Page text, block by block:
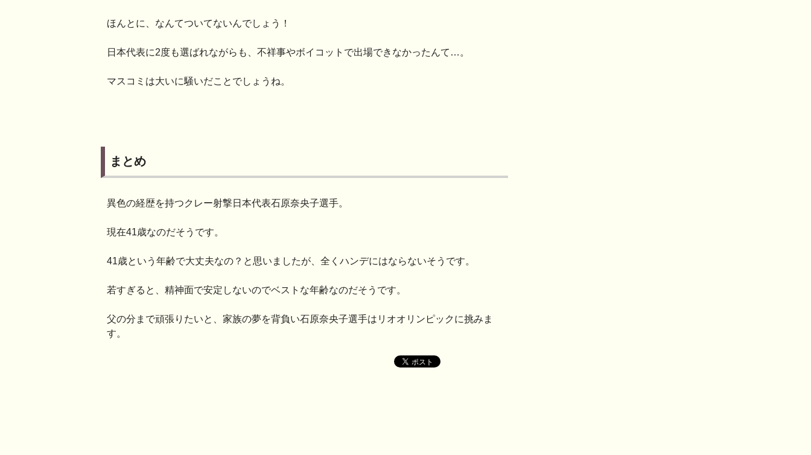
ほんとに、なんてついてないんでしょう！
日本代表に2度も選ばれながらも、不祥事やボイコットで出場できなかったんて…。
マスコミは大いに騒いだことでしょうね。
まとめ
異色の経歴を持つクレー射撃日本代表石原奈央子選手。
現在41歳なのだそうです。
41歳という年齢で大丈夫なの？と思いましたが、全くハンデにはならないそうです。
若すぎると、精神面で安定しないのでベストな年齢なのだそうです。
父の分まで頑張りたいと、家族の夢を背負い石原奈央子選手はリオオリンピックに挑みま
す。